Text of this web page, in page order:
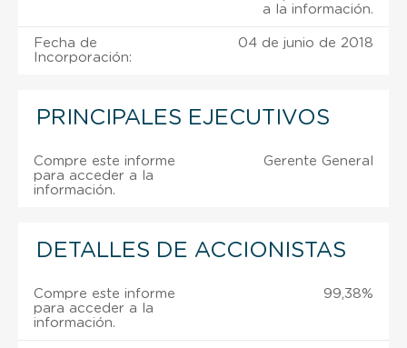
a la información.
Fecha de
Incorporación:
04 de junio de 2018
PRINCIPALES EJECUTIVOS
Compre este informe
para acceder a la
información.
Gerente General
DETALLES DE ACCIONISTAS
Compre este informe
para acceder a la
información.
99,38%